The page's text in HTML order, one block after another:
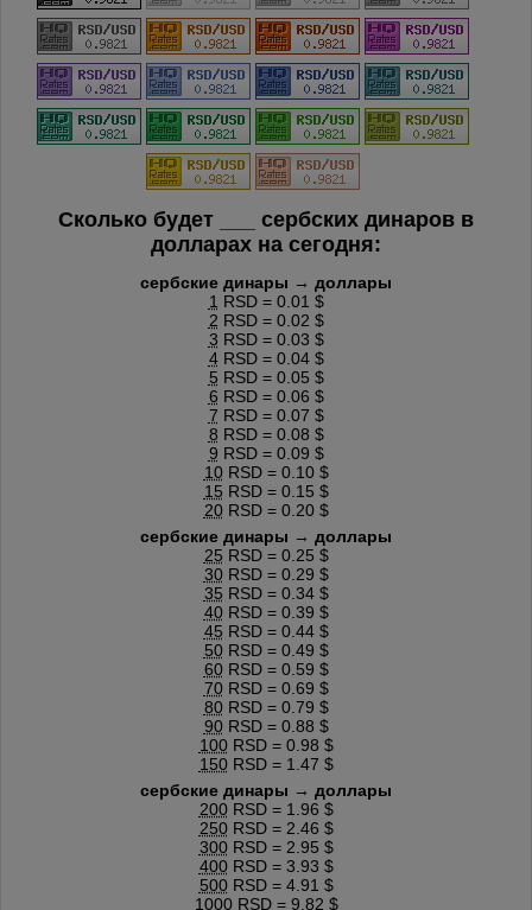
Сколько будет
сербских динаров в
долларах на сегодня:
сербские динары → доллары
1 RSD = 0.01 $
2 RSD = 0.02 $
3 RSD = 0.03 $
4RSD = 0.04 $
5 RSD = 0.05 $
6 RSD = 0.06 $
7 RSD = 0.07 $
8 RSD = 0.08 $
9 RSD = 0.09 $
10RSD = 0.10 $
15 RSD = 0.15 $
20RSD = 0.20 $
сербские динары → доллары
25 RSD = 0.25 $
30RSD = 0.29 $
35 RSD = 0.34 $
40RSD = 0.39 $
45 RSD = 0.44 $
50RSD = 0.49 $
60RSD = 0.59 $
70RSD = 0.69 $
80RSD = 0.79 $
90RSD = 0.88 $
100RSD = 0.98 $
150RSD = 1.47 $
сербские динары → доллары
200RSD = 1.96 $
250RSD = 2.46 $
300RSD = 2.95 $
400RSD = 3.93 $
500RSD = 4.91 $
1000RSD = 9.82 $